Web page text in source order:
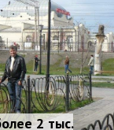
2 тыс.